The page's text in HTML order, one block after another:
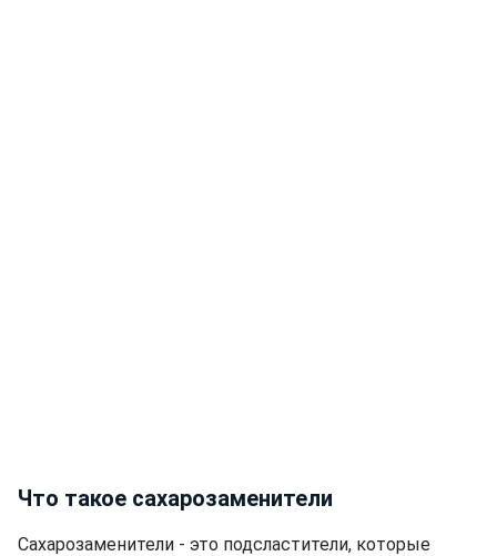
Что такое сахарозаменители
Сахарозаменители - это подсластители, которые